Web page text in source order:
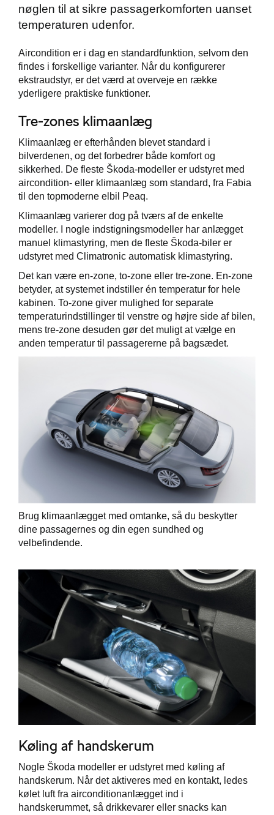
nøglen til at sikre passagerkomforten uanset
temperaturen udenfor.
Aircondition er i dag en standardfunktion, selvom den
findes i forskellige varianter. Når du konfigurerer
ekstraudstyr, er det værd at overveje en række
yderligere praktiske funktioner.
Tre-zones klimaanlæg
Klimaanlæg er efterhånden blevet standard i
bilverdenen, og det forbedrer både komfort og
sikkerhed. De fleste Škoda-modeller er udstyret med
aircondition- eller klimaanlæg som standard, fra Fabia
til den topmoderne elbil Peaq.
Klimaanlæg varierer dog på tværs af de enkelte
modeller. I nogle indstigningsmodeller har anlægget
manuel klimastyring, men de fleste Škoda-biler er
udstyret med Climatronic automatisk klimastyring.
Det kan være en-zone, to-zone eller tre-zone. En-zone
betyder, at systemet indstiller én temperatur for hele
kabinen. To-zone giver mulighed for separate
temperaturindstillinger til venstre og højre side af bilen,
mens tre-zone desuden gør det muligt at vælge en
anden temperatur til passagererne på bagsædet.
Brug klimaanlægget med omtanke, så du beskytter
dine passagernes og din egen sundhed og
velbefindende.
Køling af handskerum
Nogle Škoda modeller er udstyret med køling af
handskerum. Når det aktiveres med en kontakt, ledes
kølet luft fra airconditionanlægget ind i
handskerummet, så drikkevarer eller snacks kan